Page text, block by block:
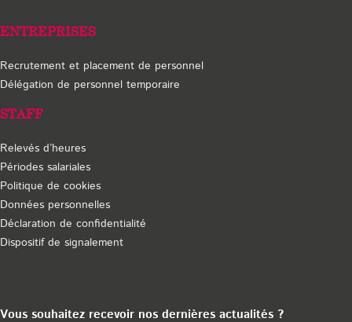
ENTREPRISES
Recrutement et placement de personnel
Délégation de personnel temporaire
STAFF
Relevés d’heures
Périodes salariales
Politique de cookies
Données personnelles
Déclaration de confidentialité
Dispositif de signalement
Vous souhaitez recevoir nos dernières actualités ?